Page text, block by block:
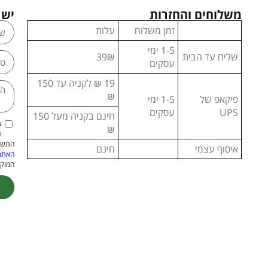
משלוחים והחזרות
זמן משלוח
עלות
שליח עד הבית
1-5 ימי
עסקים
39₪
פיקאפ של
UPS
1-5 ימי
עסקים
19 ₪ לקניה עד 150
₪
חינם בקניה מעל 150
₪
איסוף עצמי
חינם
התשמ"א–1981 (כולל